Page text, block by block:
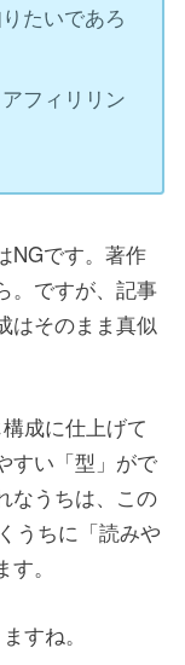
たいであろ
フィリリン
NGです。著作
。ですが、記事
はそのまま真似
成に仕上げて
すい「型」がで
なうちは、この
うちに「読みや
。
すね。